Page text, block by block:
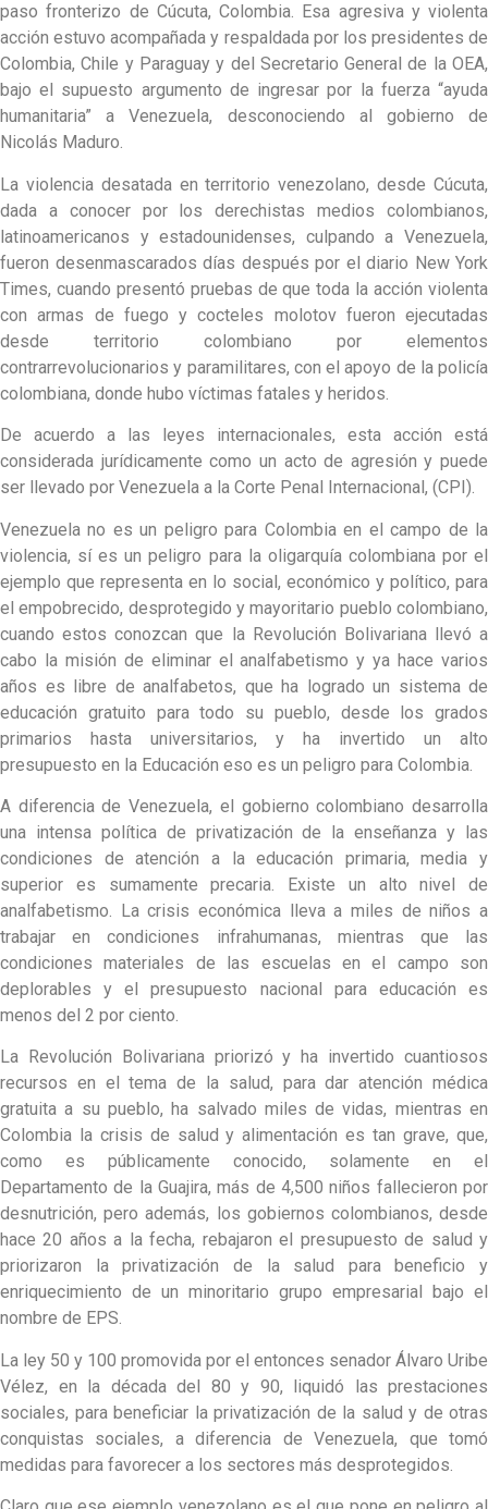
paso fronterizo de Cúcuta, Colombia. Esa agresiva y violenta
acción estuvo acompañada y respaldada por los presidentes de
Colombia, Chile y Paraguay y del Secretario General de la OEA,
bajo el supuesto argumento de ingresar por la fuerza “ayuda
humanitaria” a Venezuela, desconociendo al gobierno de
Nicolás Maduro.
La violencia desatada en territorio venezolano, desde Cúcuta,
dada a conocer por los derechistas medios colombianos,
latinoamericanos y estadounidenses, culpando a Venezuela,
fueron desenmascarados días después por el diario New York
Times, cuando presentó pruebas de que toda la acción violenta
con armas de fuego y cocteles molotov fueron ejecutadas
desde territorio colombiano por elementos
contrarrevolucionarios y paramilitares, con el apoyo de la policía
colombiana, donde hubo víctimas fatales y heridos.
De acuerdo a las leyes internacionales, esta acción está
considerada jurídicamente como un acto de agresión y puede
ser llevado por Venezuela a la Corte Penal Internacional, (CPI).
Venezuela no es un peligro para Colombia en el campo de la
violencia, sí es un peligro para la oligarquía colombiana por el
ejemplo que representa en lo social, económico y político, para
el empobrecido, desprotegido y mayoritario pueblo colombiano,
cuando estos conozcan que la Revolución Bolivariana llevó a
cabo la misión de eliminar el analfabetismo y ya hace varios
años es libre de analfabetos, que ha logrado un sistema de
educación gratuito para todo su pueblo, desde los grados
primarios hasta universitarios, y ha invertido un alto
presupuesto en la Educación eso es un peligro para Colombia.
A diferencia de Venezuela, el gobierno colombiano desarrolla
una intensa política de privatización de la enseñanza y las
condiciones de atención a la educación primaria, media y
superior es sumamente precaria. Existe un alto nivel de
analfabetismo. La crisis económica lleva a miles de niños a
trabajar en condiciones infrahumanas, mientras que las
condiciones materiales de las escuelas en el campo son
deplorables y el presupuesto nacional para educación es
menos del 2 por ciento.
La Revolución Bolivariana priorizó y ha invertido cuantiosos
recursos en el tema de la salud, para dar atención médica
gratuita a su pueblo, ha salvado miles de vidas, mientras en
Colombia la crisis de salud y alimentación es tan grave, que,
como es públicamente conocido, solamente en el
Departamento de la Guajira, más de 4,500 niños fallecieron por
desnutrición, pero además, los gobiernos colombianos, desde
hace 20 años a la fecha, rebajaron el presupuesto de salud y
priorizaron la privatización de la salud para beneficio y
enriquecimiento de un minoritario grupo empresarial bajo el
nombre de EPS.
La ley 50 y 100 promovida por el entonces senador Álvaro Uribe
Vélez, en la década del 80 y 90, liquidó las prestaciones
sociales, para beneficiar la privatización de la salud y de otras
conquistas sociales, a diferencia de Venezuela, que tomó
medidas para favorecer a los sectores más desprotegidos.